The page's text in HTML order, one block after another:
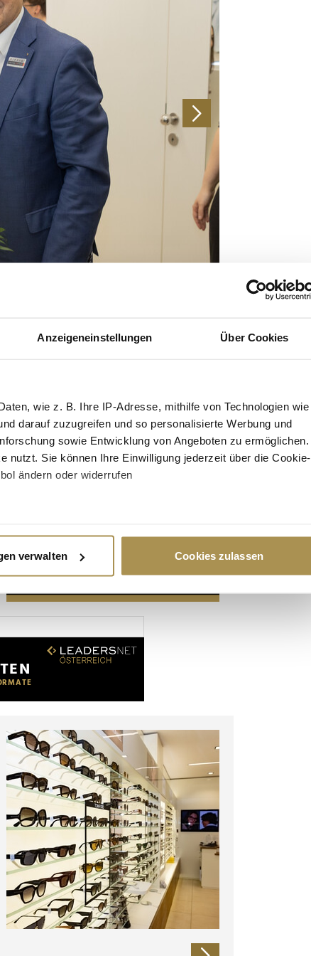
Anzeigeneinstellungen Über Cookies
wie z. B. Ihre IP-Adresse, mithilfe von Technologien wie
darauf zuzugreifen und so personalisierte Werbung und
sowie Entwicklung von Angeboten zu ermöglichen.
nutzt. Sie können Ihre Einwilligung jederzeit über die Cookie-
ändern oder widerrufen
werden, und legen Sie Ihre Präferenzen im
Funktionen für soziale Medien anbieten zu können
Analysen weiter. Unsere Partner führen diese Informationen
bereitgestellt haben oder die sie im Rahmen Ihrer Nutzung
verwalten Cookies zulassen
Advertisement